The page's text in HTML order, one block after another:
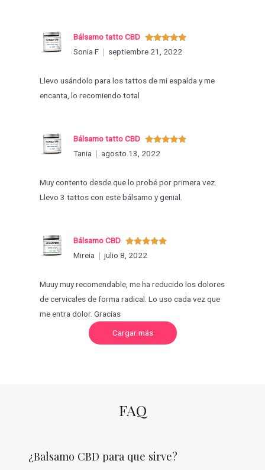
Valorado
con 5de 5
Bálsamo tatto CBD
Sonia F
septiembre 21, 2022
Llevo usándolo para los tattos de mi espalda y me
encanta, lo recomiendo total
Valorado
con
Bálsamo tatto CBD
Tania
agosto 13, 2022
Muy contento desde que lo probé por primera vez.
Llevo 3 tattos con este bálsamo y genial.
Valorado
con5de 5
Bálsamo CBD
Mireia
julio 8, 2022
Muuy muy recomendable, me ha reducido los dolores
de cervicales de forma radical. Lo uso cada vez que
me entra dolor. Gracias
Cargar másC
r
i
o
FAQ
¿Balsamo CBD para que sirve?